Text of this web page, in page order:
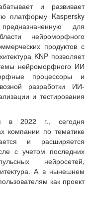
и развивает
платформу Kaspersky
для
нейроморфного
продуктов с
KNP позволяет
нейроморфного ИИ
процессоры и
разработки ИИ-
и тестирования
в 2022 г., сегодня
компании по тематике
и расширяется
с учетом последних
нейросетей,
А в нынешнем
как проект